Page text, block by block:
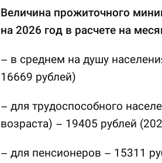
Величина прожиточного
на 2026 год в расчете на
– в среднем на душу
16669 рублей)
– для трудоспособного
возраста) – 19405 рублей
– для пенсионеров – 15311